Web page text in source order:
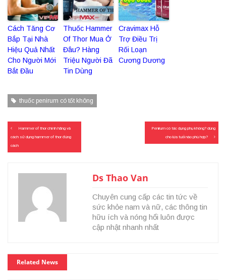
Cách Tăng Cơ
Bắp Tại Nhà
Hiệu Quả Nhất
Cho Người Mới
Bắt Đầu
Thuốc Hammer
Of Thor Mua Ở
Đâu? Hàng
Triệu Người Đã
Tin Dùng
Cravimax Hỗ
Trợ Điều Trị
Rối Loạn
Cương Dương
thuốc penirum có tốt không
Điều
hướng
bài
Hammer of thor chính hãng và
cách sử dụng hammer of thor đúng
cách
Penirum có tác dụng phụ không? dùng
cho lứa tuổi nào phù hợp?
Ds Thao Van
Chuyên cung cấp các tin tức về
sức khỏe nam và nữ, các thông tin
hữu ích và nóng hổi luôn được
cập nhật nhanh nhất
Related News